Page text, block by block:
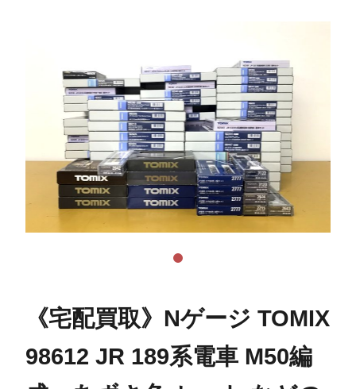
《宅配買取》Nゲージ TOMIX
98612 JR 189系電車 M50編